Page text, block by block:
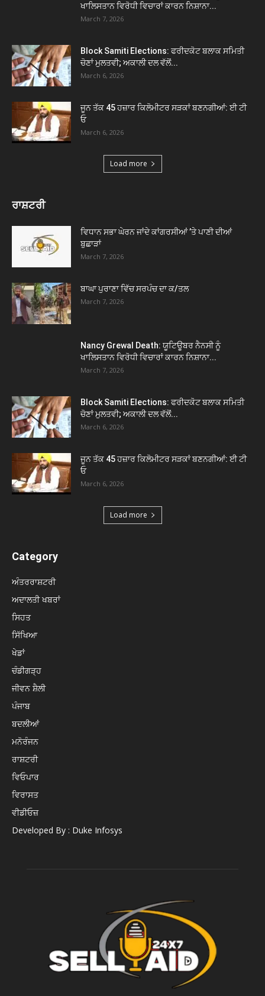
ਖਾਲਿਸਤਾਨ ਵਿਰੋਧੀ ਵਿਚਾਰਾਂ ਕਾਰਨ ਨਿਸ਼ਾਨਾ...
March 7, 2026
Block Samiti Elections: ਫਰੀਦਕੋਟ ਬਲਾਕ ਸਮਿਤੀ
ਚੋਣਾਂ ਮੁਲਤਵੀ; ਅਕਾਲੀ ਦਲ ਵੱਲੋਂ...
March 6, 2026
ਜੂਨ ਤੱਕ 45 ਹਜ਼ਾਰ ਕਿਲੋਮੀਟਰ ਸੜਕਾਂ ਬਣਨਗੀਆਂ: ਈ ਟੀ
ਓ
March 6, 2026
Load more
ਰਾਸ਼ਟਰੀ
ਵਿਧਾਨ ਸਭਾ ਘੇਰਨ ਜਾਂਦੇ ਕਾਂਗਰਸੀਆਂ ’ਤੇ ਪਾਣੀ ਦੀਆਂ
ਬੁਛਾੜਾਂ
March 7, 2026
ਬਾਘਾ ਪੁਰਾਣਾ ਵਿੱਚ ਸਰਪੰਚ ਦਾ ਕ/ਤਲ
March 7, 2026
Nancy Grewal Death: ਯੂਟਿਊਬਰ ਨੈਨਸੀ ਨੂੰ
ਖਾਲਿਸਤਾਨ ਵਿਰੋਧੀ ਵਿਚਾਰਾਂ ਕਾਰਨ ਨਿਸ਼ਾਨਾ...
March 7, 2026
Block Samiti Elections: ਫਰੀਦਕੋਟ ਬਲਾਕ ਸਮਿਤੀ
ਚੋਣਾਂ ਮੁਲਤਵੀ; ਅਕਾਲੀ ਦਲ ਵੱਲੋਂ...
March 6, 2026
ਜੂਨ ਤੱਕ 45 ਹਜ਼ਾਰ ਕਿਲੋਮੀਟਰ ਸੜਕਾਂ ਬਣਨਗੀਆਂ: ਈ ਟੀ
ਓ
March 6, 2026
Load more
Category
ਅੰਤਰਰਾਸ਼ਟਰੀ
ਅਦਾਲਤੀ ਖਬਰਾਂ
ਸਿਹਤ
ਸਿੱਖਿਆ
ਖੇਡਾਂ
ਚੰਡੀਗੜ੍ਹ
ਜੀਵਨ ਸ਼ੈਲੀ
ਪੰਜਾਬ
ਬਦਲੀਆਂ
ਮਨੋਰੰਜਨ
ਰਾਸ਼ਟਰੀ
ਵਿਓਪਾਰ
ਵਿਰਾਸਤ
ਵੀਡੀਓਜ਼
Developed By : Duke Infosys